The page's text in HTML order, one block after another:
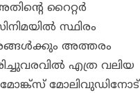
റൈറ്റര്‍
സ്ഥിരം
അത്തരം
എത്ര വലിയ
മോങ്ക്‌സ് മോലിവുഡിനോട്